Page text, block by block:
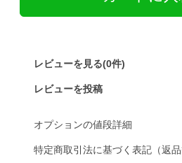
レビューを見る(0件)
レビューを投稿
オプションの値段詳細
特定商取引法に基づく表記（返品